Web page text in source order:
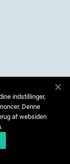
indstillinger,
Denne
af websiden